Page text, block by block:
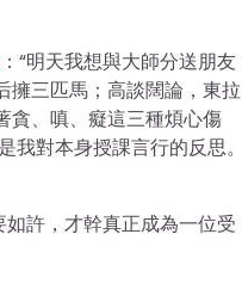
：“明天我想與大師分送朋友
擁三匹馬；高談闊論，東拉
貪、嗔、癡這三種煩心傷
對本身授課言行的反思。
許，才幹真正成為一位受